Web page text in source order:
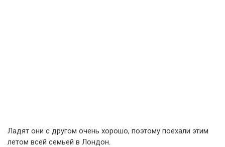
Ладят они с другом очень хорошо, поэтому поехали этим
летом всей семьей в Лондон.